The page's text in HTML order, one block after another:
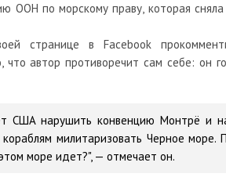
ООН по морскому праву, которая
странице в Facebook
автор противоречит сам себе: он
США нарушить конвенцию Монтрё и
милитаризовать Черное
море идет?", — отмечает он.